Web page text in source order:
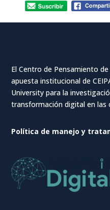
El Centro de Pensamiento
apuesta institucional de
University para la
transformación digital en las
Política de manejo y